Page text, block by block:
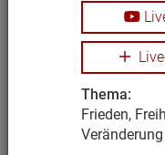
76661
BADEN-
AUF!
14:00 - 16:30
76661
Thema:
Frieden,
Veränderung